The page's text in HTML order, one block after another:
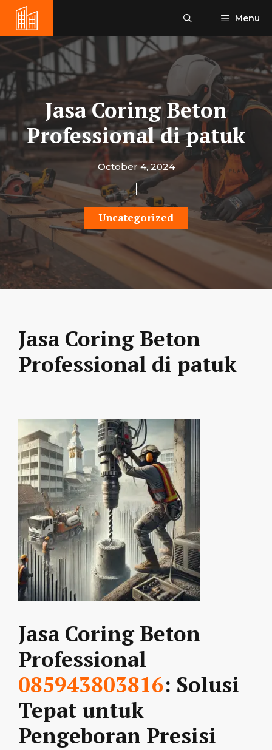
content
Menu
Jasa Coring Beton
Professional di patuk
October 4, 2024
Uncategorized
Jasa Coring Beton
Professional di patuk
Jasa Coring Beton
Professional
085943803816: Solusi
Tepat untuk
Pengeboran Presisi